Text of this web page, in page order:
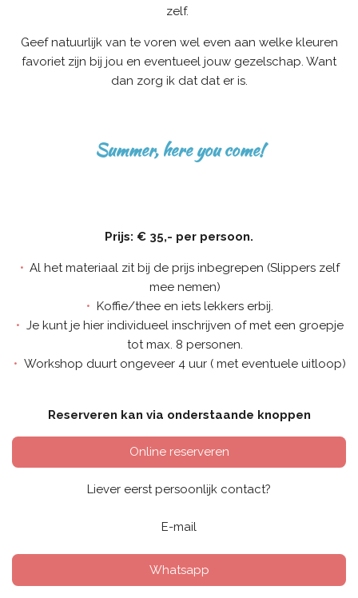
zelf.
Geef natuurlijk van te voren wel even aan welke kleuren
favoriet zijn bij jou en eventueel jouw gezelschap. Want
dan zorg ik dat dat er is.
Summer, here you come!
Prijs: € 35,- per persoon.
Al het materiaal zit bij de prijs inbegrepen (Slippers zelf
mee nemen)
Koffie/thee en iets lekkers erbij.
Je kunt je hier individueel inschrijven of met een groepje
tot max. 8 personen.
Workshop duurt ongeveer 4 uur ( met eventuele uitloop)
Reserveren kan via onderstaande knoppen
Online reserveren
Liever eerst persoonlijk contact?
E-mail
Whatsapp